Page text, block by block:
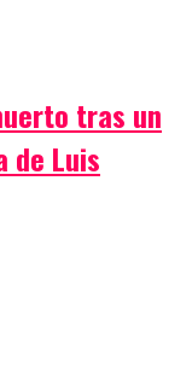
tras un
de Luis